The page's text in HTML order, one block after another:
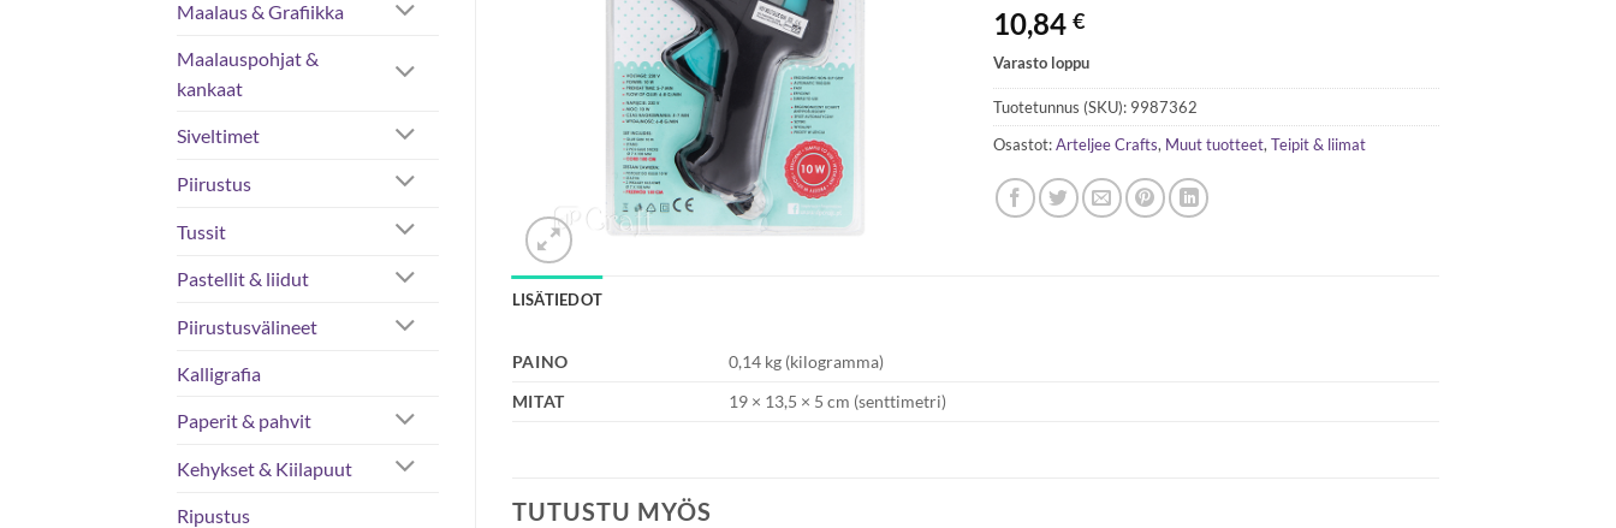
Maalaus & Grafiikka
Maalauspohjat &
kankaat
Siveltimet
Piirustus
Tussit
Pastellit & liidut
Piirustusvälineet
Kalligrafia
Paperit & pahvit
Kehykset & Kiilapuut
Ripustus
10,84€
Varasto loppu
Tuotetunnus (SKU): 9987362
Osastot:Arteljee Crafts, Muut tuotteet,Teipit & liimat
LISÄTIEDOT
PAINO
0,14 kg (kilogramma)
MITAT
19 × 13,5 × 5 cm (senttimetri)
TUTUSTU MYÖS